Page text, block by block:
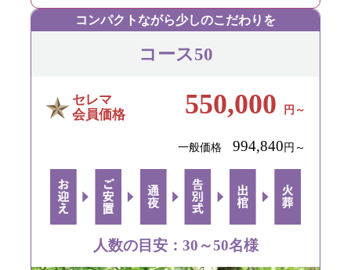
コンパクトながら少しのこだわりを
コース50
セレマ
会員価格
550,000 円～
一般価格 994,840 円～
人数の目安：30～50名様